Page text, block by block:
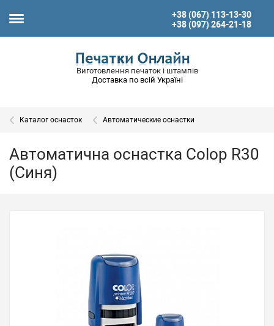
+38 (067) 113-13-30
+38 (097) 264-21-18
Виготовлення печаток і штампів
Доставка по всій Україні
Каталог оснасток Автоматические оснастки
Автоматична оснастка Colop R30
(Синя)